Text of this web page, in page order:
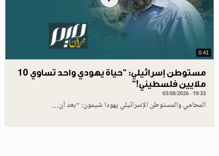
0.41
مستوطن إسرائيلي: "حياة يهودي واحد تساوي 10
ملايين فلسطيني!”
03/08/2026 - 19:33
المحامي والمستوطن الإسرائيلي يهودا شيمون: "بعد أن…